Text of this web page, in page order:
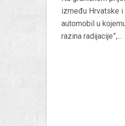
između Hrvatske i
automobil u
razina radijacije”,...